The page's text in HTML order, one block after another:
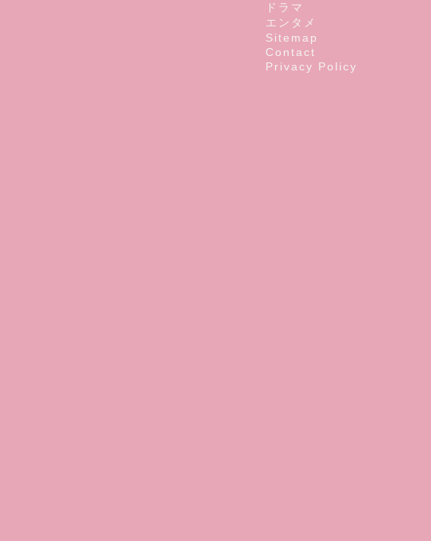
ドラマ
エンタメ
Sitemap
Contact
Privacy Policy